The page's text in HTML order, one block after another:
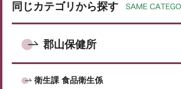
同じカテゴリから探す
郡山保健所
衛生課 食品衛生係